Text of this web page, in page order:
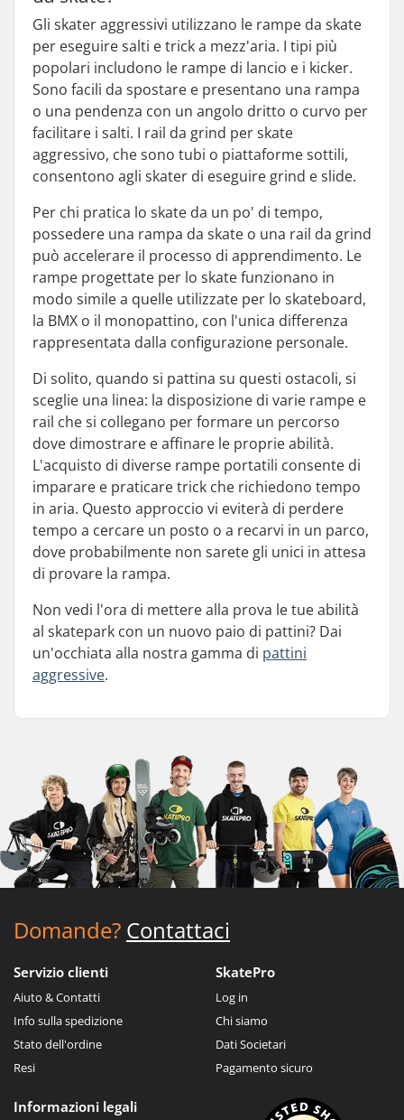
Gli skater aggressivi utilizzano le rampe da skate
per eseguire salti e trick a mezz'aria. I tipi più
popolari includono le rampe di lancio e i kicker.
Sono facili da spostare e presentano una rampa
o una pendenza con un angolo dritto o curvo per
facilitare i salti. I rail da grind per skate
aggressivo, che sono tubi o piattaforme sottili,
consentono agli skater di eseguire grind e slide.
Per chi pratica lo skate da un po' di tempo,
possedere una rampa da skate o una rail da grind
può accelerare il processo di apprendimento. Le
rampe progettate per lo skate funzionano in
modo simile a quelle utilizzate per lo skateboard,
la BMX o il monopattino, con l'unica differenza
rappresentata dalla configurazione personale.
Di solito, quando si pattina su questi ostacoli, si
sceglie una linea: la disposizione di varie rampe e
rail che si collegano per formare un percorso
dove dimostrare e affinare le proprie abilità.
L'acquisto di diverse rampe portatili consente di
imparare e praticare trick che richiedono tempo
in aria. Questo approccio vi eviterà di perdere
tempo a cercare un posto o a recarvi in un parco,
dove probabilmente non sarete gli unici in attesa
di provare la rampa.
Non vedi l'ora di mettere alla prova le tue abilità
al skatepark con un nuovo paio di pattini? Dai
un'occhiata alla nostra gamma di pattini
aggressive.
Domande? Contattaci
Servizio clienti
Aiuto & Contatti
Info sulla spedizione
Stato dell'ordine
Resi
SkatePro
Log in
Chi siamo
Dati Societari
Pagamento sicuro
Informazioni legali